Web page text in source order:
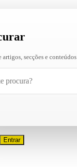
artigos, secções e conteúdos
Entrar